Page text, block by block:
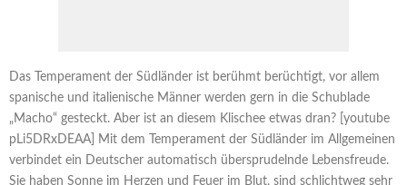
Das Temperament der Südländer ist berühmt berüchtigt, vor allem
spanische und italienische Männer werden gern in die Schublade
„Macho“ gesteckt. Aber ist an diesem Klischee etwas dran? [youtube
pLi5DRxDEAA] Mit dem Temperament der Südländer im Allgemeinen
verbindet ein Deutscher automatisch übersprudelnde Lebensfreude.
Sie haben Sonne im Herzen und Feuer im Blut, sind schlichtweg sehr